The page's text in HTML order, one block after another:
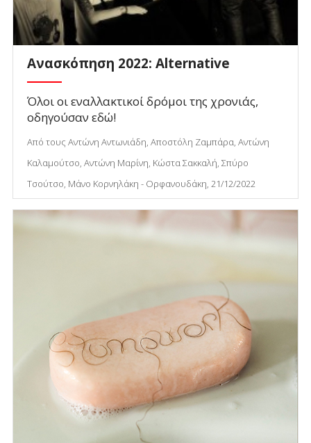
Ανασκόπηση 2022: Alternative
Όλοι οι εναλλακτικοί δρόμοι της χρονιάς,
οδηγούσαν εδώ!
Από τους Αντώνη Αντωνιάδη, Αποστόλη Ζαμπάρα, Αντώνη
Καλαμούτσο, Αντώνη Μαρίνη, Κώστα Σακκαλή, Σπύρο
Τσούτσο, Μάνο Κορνηλάκη - Ορφανουδάκη, 21/12/2022